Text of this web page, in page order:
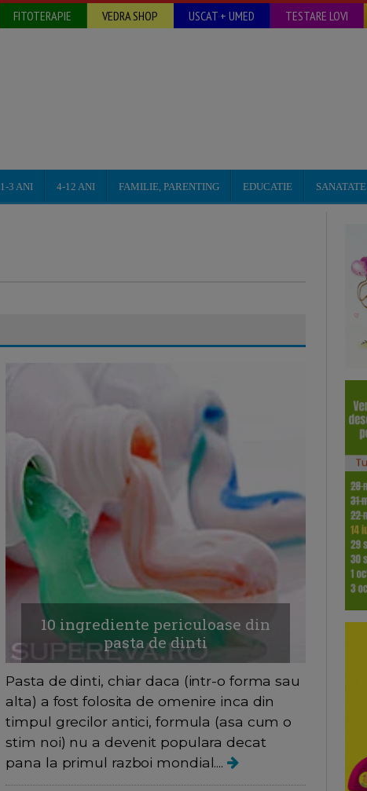
FITOTERAPIE VEDRA SHOP USCAT + UMED TESTARE LOVI
1-3 ANI 4-12 ANI FAMILIE, PARENTING EDUCATIE SANATATE
10 ingrediente periculoase din
pasta de dinti
Pasta de dinti, chiar daca (intr-o forma sau
alta) a fost folosita de omenire inca din
timpul grecilor antici, formula (asa cum o
stim noi) nu a devenit populara decat
pana la primul razboi mondial....